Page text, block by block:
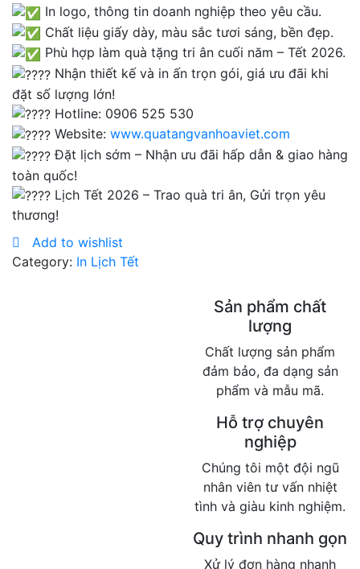
In logo, thông tin doanh nghiệp theo yêu cầu.
Chất liệu giấy dày, màu sắc tươi sáng, bền đẹp.
Phù hợp làm quà tặng tri ân cuối năm – Tết 2026.
Nhận thiết kế và in ấn trọn gói, giá ưu đãi khi
đặt số lượng lớn!
Hotline: 0906 525 530
Website: www.quatangvanhoaviet.com
Đặt lịch sớm – Nhận ưu đãi hấp dẫn & giao hàng
toàn quốc!
Lịch Tết 2026 – Trao quà tri ân, Gửi trọn yêu
thương!
Add to wishlist
Category: In Lịch Tết
Sản phẩm chất
lượng
Chất lượng sản phẩm
đảm bảo, đa dạng sản
phẩm và mẫu mã.
Hỗ trợ chuyên
nghiệp
Chúng tôi một đội ngũ
nhân viên tư vấn nhiệt
tình và giàu kinh nghiệm.
Quy trình nhanh gọn
Xử lý đơn hàng nhanh